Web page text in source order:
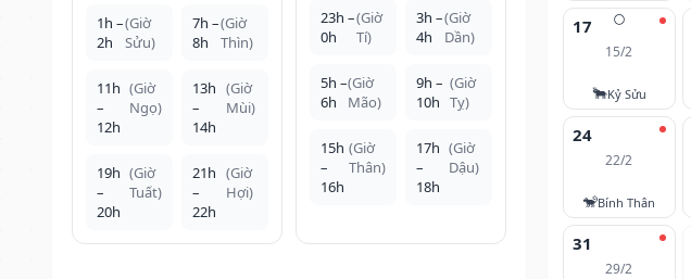
1h –
2h
(Giờ
Sửu)
7h –
8h
(Giờ
Thìn)
11h
–
12h
(Giờ
Ngọ)
13h
–
14h
(Giờ
Mùi)
19h
–
20h
(Giờ
Tuất)
21h
–
22h
(Giờ
Hợi)
23h –
0h
(Giờ
Tí)
3h –
4h
(Giờ
Dần)
5h –
6h
(Giờ
Mão)
9h –
10h
(Giờ
Tỵ)
15h
–
16h
(Giờ
Thân)
17h
–
18h
(Giờ
Dậu)
🌕
17
15/2
🐂Kỷ Sửu
24
22/2
🐒Bính Thân
31
29/2